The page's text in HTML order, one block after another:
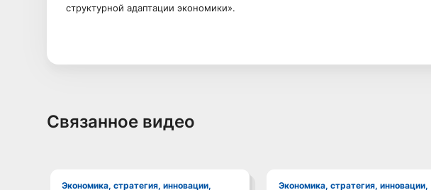
структурной адаптации экономики».
Связанное видео
Экономика, стратегия, инновации,
Экономика, стратегия, инновации,